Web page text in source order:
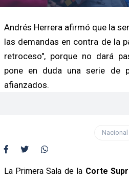
Andrés Herrera afirmó que la
las demandas en contra de la
retroceso", porque no dará
pone en duda una serie de
afianzados.
Nacional
La Primera Sala de la Corte